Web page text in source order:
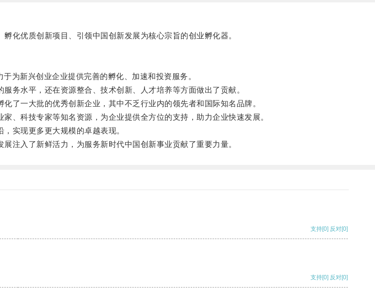
优质创新项目、引领中国创新发展为核心宗旨的创业孵化器。
为新兴创业企业提供完善的孵化、加速和投资服务。
水平，还在资源整合、技术创新、人才培养等方面做出了贡献。
一大批的优秀创新企业，其中不乏行业内的领先者和国际知名品牌。
科技专家等知名资源，为企业提供全方位的支持，助力企业快速发展。
实现更多更大规模的卓越表现。
入了新鲜活力，为服务新时代中国创新事业贡献了重要力量。
支持[0] 反对[0]
支持[0] 反对[0]